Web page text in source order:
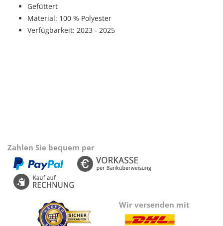
Gefüttert
Material: 100 % Polyester
Verfügbarkeit: 2023 - 2025
Zahlen Sie bequem per
Wir versenden mit